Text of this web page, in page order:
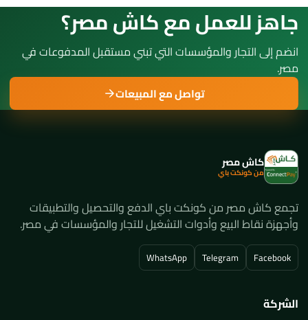
جاهز للعمل مع كاش مصر؟
انضم إلى التجار والمؤسسات التي تبني مستقبل المدفوعات في
مصر.
تواصل مع المبيعات
كاش مصر
من كونكت باي
تجمع كاش مصر من كونكت باي الدفع والتحصيل والتطبيقات
وأجهزة نقاط البيع وأدوات التشغيل للتجار والمؤسسات في مصر.
Facebook
Telegram
WhatsApp
الشركة